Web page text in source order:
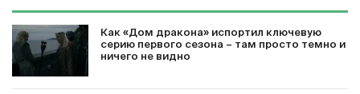
Как «Дом дракона» испортил ключевую
серию первого сезона – там просто темно и
ничего не видно